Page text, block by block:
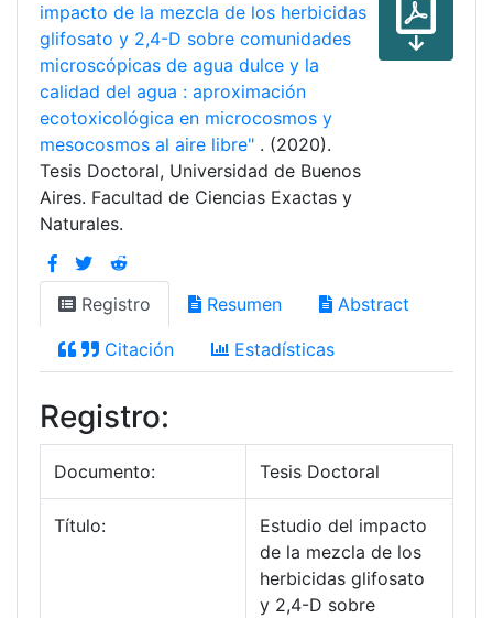
impacto de la mezcla de los herbicidas
glifosato y 2,4-D sobre comunidades
microscópicas de agua dulce y la
calidad del agua : aproximación
ecotoxicológica en microcosmos y
mesocosmos al aire libre" . (2020).
Tesis Doctoral, Universidad de Buenos
Aires. Facultad de Ciencias Exactas y
Naturales.
Registro Resumen Abstract
Citación Estadísticas
Registro:
Documento: Tesis Doctoral
Título:
Estudio del impacto
de la mezcla de los
herbicidas glifosato
y 2,4-D sobre